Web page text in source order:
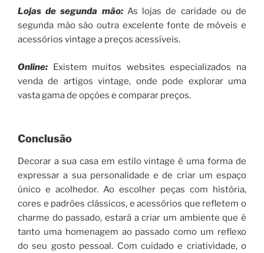
Lojas de segunda mão:As lojas de caridade ou de
segunda mão são outra excelente fonte de móveis e
acessórios vintage a preços acessíveis.
Online: Existem muitos websites especializados na
venda de artigos vintage, onde pode explorar uma
vasta gama de opções e comparar preços.
Conclusão
Decorar a sua casa em estilo vintage é uma forma de
expressar a sua personalidade e de criar um espaço
único e acolhedor. Ao escolher peças com história,
cores e padrões clássicos, e acessórios que refletem o
charme do passado, estará a criar um ambiente que é
tanto uma homenagem ao passado como um reflexo
do seu gosto pessoal. Com cuidado e criatividade, o